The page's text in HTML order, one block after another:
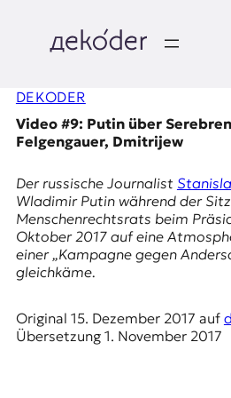
springen
e
k
o
d
e
r
|
DEKODER
Video #9: Putin über
Felgengauer, Dmitrijew
Der russische Journalist
Wladimir Putin während der
Menschenrechtsrats beim
Oktober 2017 auf eine
einer „Kampagne gegen
gleichkäme.
Original 15. Dezember 2017 auf
Übersetzung 1. November 2017